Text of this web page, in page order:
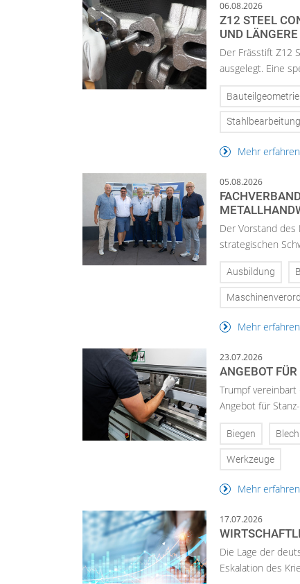
06.08.2026
Z12 STEEL
UND
Der Frässtift Z12
ausgelegt. Eine
Bauteilgeometrie
Stahlbearbeitung
Mehr erfahren
05.08.2026
Der Vorstand des
strategischen
Ausbildung
Mehr erfahren
23.07.2026
ANGEBOT
Trumpf
Angebot für
Biegen
Werkzeuge
Mehr erfahren
17.07.2026
Die Lage der
Eskalation des